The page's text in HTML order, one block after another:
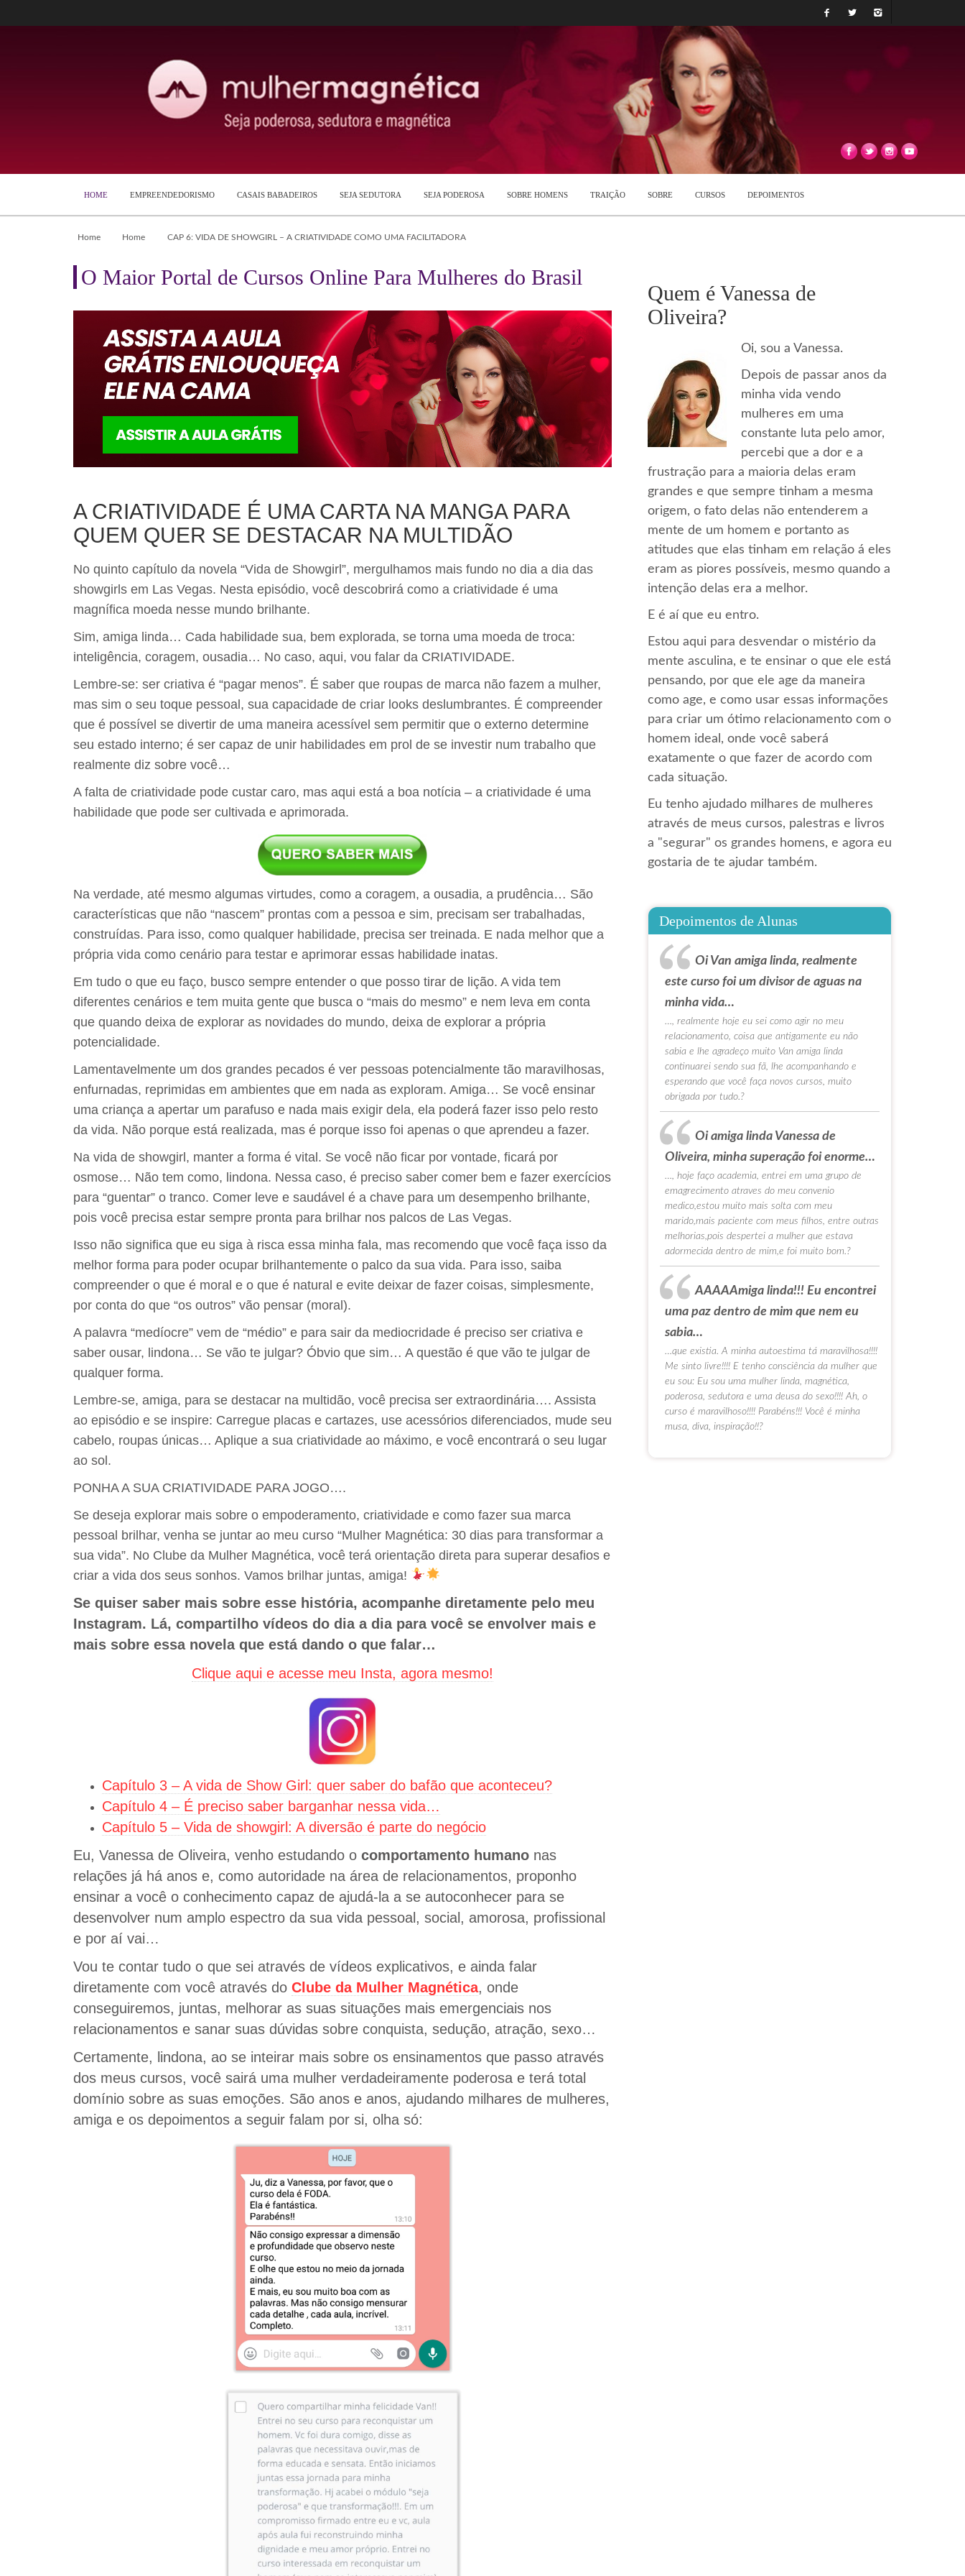
HOME EMPREENDEDORISMO CASAIS BABADEIROS SEJA SEDUTORA SEJA PODEROSA SOBRE HOMENS TRAIÇÃO SOBRE CURSOS DEPOIMENTOS
Home Home CAP 6: VIDA DE SHOWGIRL – A CRIATIVIDADE COMO UMA FACILITADORA
O Maior Portal de Cursos Online Para Mulheres do Brasil
A CRIATIVIDADE É UMA CARTA NA MANGA PARA
QUEM QUER SE DESTACAR NA MULTIDÃO
No quinto capítulo da novela “Vida de Showgirl”, mergulhamos mais fundo no dia a dia das
showgirls em Las Vegas. Nesta episódio, você descobrirá como a criatividade é uma
magnífica moeda nesse mundo brilhante.
Sim, amiga linda… Cada habilidade sua, bem explorada, se torna uma moeda de troca:
inteligência, coragem, ousadia… No caso, aqui, vou falar da CRIATIVIDADE.
Lembre-se: ser criativa é “pagar menos”. É saber que roupas de marca não fazem a mulher,
mas sim o seu toque pessoal, sua capacidade de criar looks deslumbrantes. É compreender
que é possível se divertir de uma maneira acessível sem permitir que o externo determine
seu estado interno; é ser capaz de unir habilidades em prol de se investir num trabalho que
realmente diz sobre você…
A falta de criatividade pode custar caro, mas aqui está a boa notícia – a criatividade é uma
habilidade que pode ser cultivada e aprimorada.
Na verdade, até mesmo algumas virtudes, como a coragem, a ousadia, a prudência… São
características que não “nascem” prontas com a pessoa e sim, precisam ser trabalhadas,
construídas. Para isso, como qualquer habilidade, precisa ser treinada. E nada melhor que a
própria vida como cenário para testar e aprimorar essas habilidade inatas.
Em tudo o que eu faço, busco sempre entender o que posso tirar de lição. A vida tem
diferentes cenários e tem muita gente que busca o “mais do mesmo” e nem leva em conta
que quando deixa de explorar as novidades do mundo, deixa de explorar a própria
potencialidade.
Lamentavelmente um dos grandes pecados é ver pessoas potencialmente tão maravilhosas,
enfurnadas, reprimidas em ambientes que em nada as exploram. Amiga… Se você ensinar
uma criança a apertar um parafuso e nada mais exigir dela, ela poderá fazer isso pelo resto
da vida. Não porque está realizada, mas é porque isso foi apenas o que aprendeu a fazer.
Na vida de showgirl, manter a forma é vital. Se você não ficar por vontade, ficará por
osmose… Não tem como, lindona. Nessa caso, é preciso saber comer bem e fazer exercícios
para “guentar” o tranco. Comer leve e saudável é a chave para um desempenho brilhante,
pois você precisa estar sempre pronta para brilhar nos palcos de Las Vegas.
Isso não significa que eu siga à risca essa minha fala, mas recomendo que você faça isso da
melhor forma para poder ocupar brilhantemente o palco da sua vida. Para isso, saiba
compreender o que é moral e o que é natural e evite deixar de fazer coisas, simplesmente,
por conta do que “os outros” vão pensar (moral).
A palavra “medíocre” vem de “médio” e para sair da mediocridade é preciso ser criativa e
saber ousar, lindona… Se vão te julgar? Óbvio que sim… A questão é que vão te julgar de
qualquer forma.
Lembre-se, amiga, para se destacar na multidão, você precisa ser extraordinária…. Assista
ao episódio e se inspire: Carregue placas e cartazes, use acessórios diferenciados, mude seu
cabelo, roupas únicas… Aplique a sua criatividade ao máximo, e você encontrará o seu lugar
ao sol.
PONHA A SUA CRIATIVIDADE PARA JOGO….
Se deseja explorar mais sobre o empoderamento, criatividade e como fazer sua marca
pessoal brilhar, venha se juntar ao meu curso “Mulher Magnética: 30 dias para transformar a
sua vida”. No Clube da Mulher Magnética, você terá orientação direta para superar desafios e
criar a vida dos seus sonhos. Vamos brilhar juntas, amiga!
Se quiser saber mais sobre esse história, acompanhe diretamente pelo meu
Instagram. Lá, compartilho vídeos do dia a dia para você se envolver mais e
mais sobre essa novela que está dando o que falar…
Clique aqui e acesse meu Insta, agora mesmo!
Capítulo 3 – A vida de Show Girl: quer saber do bafão que aconteceu?
Capítulo 4 – É preciso saber barganhar nessa vida…
Capítulo 5 – Vida de showgirl: A diversão é parte do negócio
Eu, Vanessa de Oliveira, venho estudando o comportamento humano nas
relações já há anos e, como autoridade na área de relacionamentos, proponho
ensinar a você o conhecimento capaz de ajudá-la a se autoconhecer para se
desenvolver num amplo espectro da sua vida pessoal, social, amorosa, profissional
e por aí vai…
Vou te contar tudo o que sei através de vídeos explicativos, e ainda falar
diretamente com você através do Clube da Mulher Magnética, onde
conseguiremos, juntas, melhorar as suas situações mais emergenciais nos
relacionamentos e sanar suas dúvidas sobre conquista, sedução, atração, sexo…
Certamente, lindona, ao se inteirar mais sobre os ensinamentos que passo através
dos meus cursos, você sairá uma mulher verdadeiramente poderosa e terá total
domínio sobre as suas emoções. São anos e anos, ajudando milhares de mulheres,
amiga e os depoimentos a seguir falam por si, olha só:
Quem é Vanessa de
Oliveira?
Oi, sou a Vanessa.
Depois de passar anos da
minha vida vendo
mulheres em uma
constante luta pelo amor,
percebi que a dor e a
frustração para a maioria delas eram
grandes e que sempre tinham a mesma
origem, o fato delas não entenderem a
mente de um homem e portanto as
atitudes que elas tinham em relação á eles
eram as piores possíveis, mesmo quando a
intenção delas era a melhor.
E é aí que eu entro.
Estou aqui para desvendar o mistério da
mente asculina, e te ensinar o que ele está
pensando, por que ele age da maneira
como age, e como usar essas informações
para criar um ótimo relacionamento com o
homem ideal, onde você saberá
exatamente o que fazer de acordo com
cada situação.
Eu tenho ajudado milhares de mulheres
através de meus cursos, palestras e livros
a "segurar" os grandes homens, e agora eu
gostaria de te ajudar também.
Depoimentos de Alunas
Oi Van amiga linda, realmente
este curso foi um divisor de aguas na
minha vida…
…, realmente hoje eu sei como agir no meu
relacionamento, coisa que antigamente eu não
sabia e lhe agradeço muito Van amiga linda
continuarei sendo sua fã, lhe acompanhando e
esperando que você faça novos cursos, muito
obrigada por tudo.?
Oi amiga linda Vanessa de
Oliveira, minha superação foi enorme…
…, hoje faço academia, entrei em uma grupo de
emagrecimento atraves do meu convenio
medico,estou muito mais solta com meu
marido,mais paciente com meus filhos, entre outras
melhorias,pois despertei a mulher que estava
adormecida dentro de mim,e foi muito bom.?
AAAAAmiga linda!!! Eu encontrei
uma paz dentro de mim que nem eu
sabia…
…que existia. A minha autoestima tá maravilhosa!!!!
Me sinto livre!!!! E tenho consciência da mulher que
eu sou: Eu sou uma mulher linda, magnética,
poderosa, sedutora e uma deusa do sexo!!!! Ah, o
curso é maravilhoso!!!! Parabéns!!! Você é minha
musa, diva, inspiração!!?